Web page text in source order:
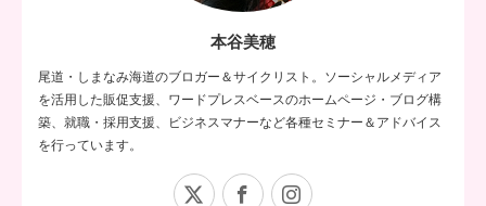
本谷美穂
尾道・しまなみ海道のブロガー＆サイクリスト。ソーシャルメディア
を活用した販促支援、ワードプレスベースのホームページ・ブログ構
築、就職・採用支援、ビジネスマナーなど各種セミナー＆アドバイス
を行っています。
Facebook